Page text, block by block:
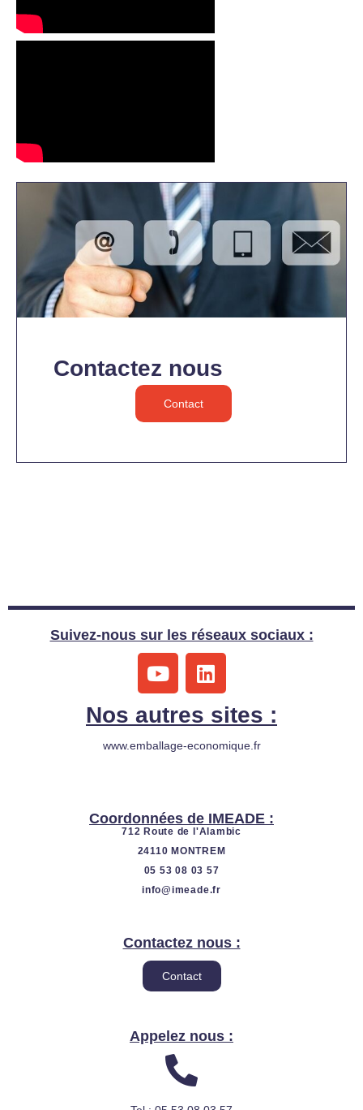
Contactez nous
Contact
Suivez-nous sur les réseaux sociaux :
Y
o
u
t
u
L
i
k
e
Nos autres sites :
www.emballage-economique.fr
Coordonnées de IMEADE :
712 Route de l'Alambic
24110 MONTREM
05 53 08 03 57
info@imeade.fr
Contactez nous :
Contact
Appelez nous :